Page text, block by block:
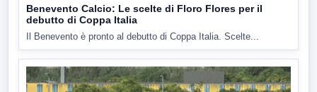
Benevento Calcio: Le scelte di Floro Flores per il
debutto di Coppa Italia
Il Benevento è pronto al debutto di Coppa Italia. Scelte...